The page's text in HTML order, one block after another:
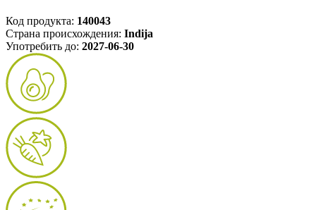
Код продукта: 140043
Страна происхождения: Indija
Употребить до: 2027-06-30